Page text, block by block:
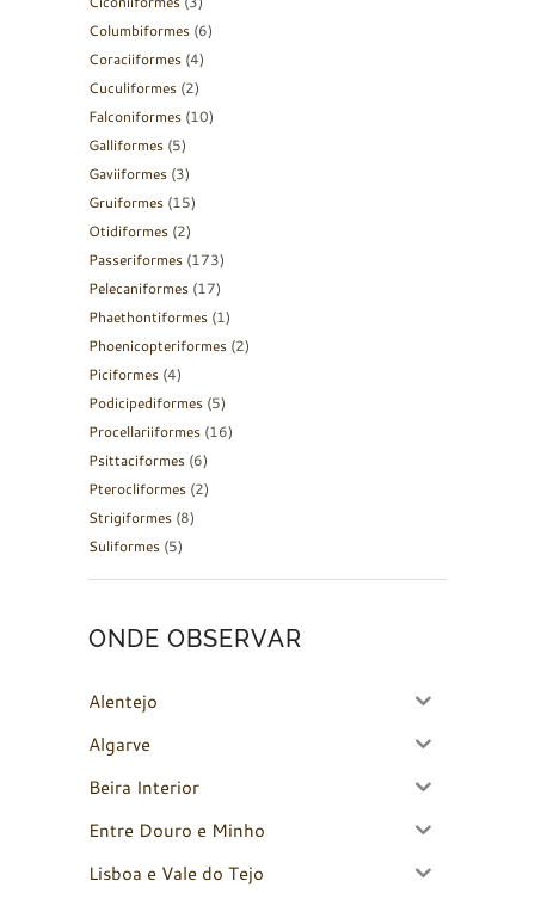
Columbiformes (6)
Coraciiformes (4)
Cuculiformes (2)
Falconiformes (10)
Galliformes (5)
Gaviiformes (3)
Gruiformes (15)
Otidiformes (2)
Passeriformes (173)
Pelecaniformes (17)
Phaethontiformes (1)
Phoenicopteriformes (2)
Piciformes (4)
Podicipediformes (5)
Procellariiformes (16)
Psittaciformes (6)
Pterocliformes (2)
Strigiformes (8)
Suliformes (5)
ONDE OBSERVAR
Alentejo
Algarve
Beira Interior
Entre Douro e Minho
Lisboa e Vale do Tejo